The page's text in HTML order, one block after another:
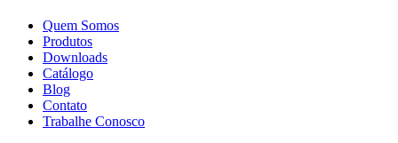
Quem Somos
Produtos
Downloads
Catálogo
Blog
Contato
Trabalhe Conosco